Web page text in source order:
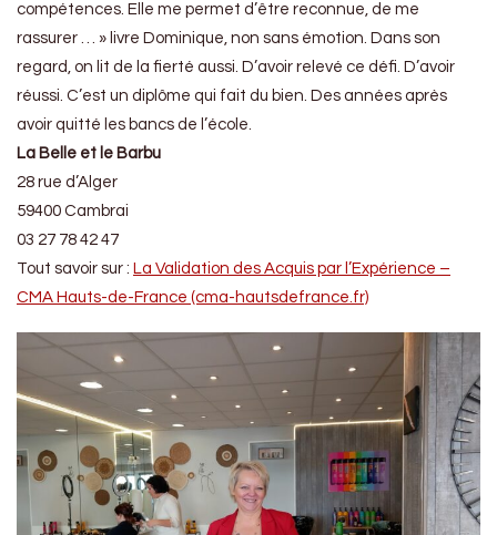
compétences. Elle me permet d’être reconnue, de me
rassurer … » livre Dominique, non sans émotion. Dans son
regard, on lit de la fierté aussi. D’avoir relevé ce défi. D’avoir
réussi. C’est un diplôme qui fait du bien. Des années après
avoir quitté les bancs de l’école.
La Belle et le Barbu
28 rue d’Alger
59400 Cambrai
03 27 78 42 47
Tout savoir sur : La Validation des Acquis par l’Expérience –
CMA Hauts-de-France (cma-hautsdefrance.fr)